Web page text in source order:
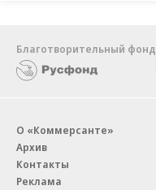
Благотворительный фонд
О «Коммерсанте»
Архив
Контакты
Реклама